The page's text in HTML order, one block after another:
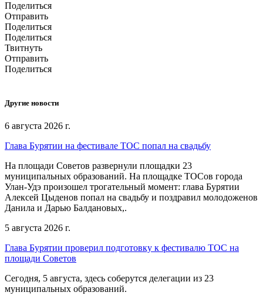
Поделиться
Отправить
Поделиться
Поделиться
Твитнуть
Отправить
Поделиться
Другие новости
6 августа 2026 г.
Глава Бурятии на фестивале ТОС попал на свадьбу
На площади Советов развернули площадки 23
муниципальных образований. На площадке ТОСов города
Улан-Удэ произошел трогательный момент: глава Бурятии
Алексей Цыденов попал на свадьбу и поздравил молодоженов
Данила и Дарью Балдановых,.
5 августа 2026 г.
Глава Бурятии проверил подготовку к фестивалю ТОС на
площади Советов
Сегодня, 5 августа, здесь соберутся делегации из 23
муниципальных образований.